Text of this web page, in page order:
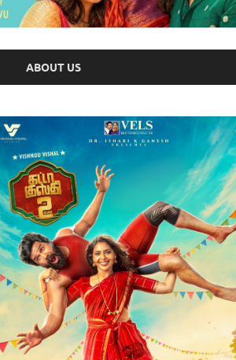
ABOUT US